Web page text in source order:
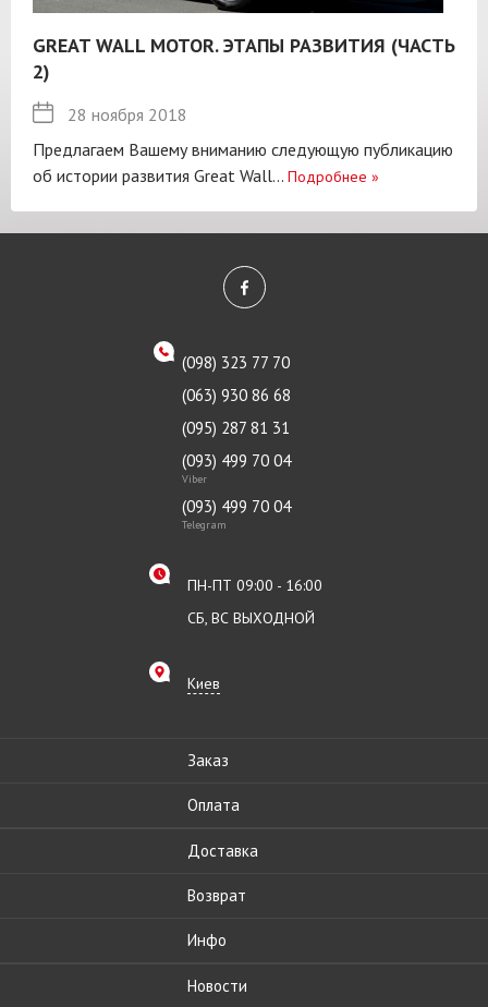
GREAT WALL MOTOR. ЭТАПЫ РАЗВИТИЯ (ЧАСТЬ
2)
28 ноября 2018
Предлагаем Вашему вниманию следующую публикацию
об истории развития Great Wall... Подробнее »
(098) 323 77 70
(063) 930 86 68
(095) 287 81 31
(093) 499 70 04
Viber
(093) 499 70 04
Telegram
ПН-ПТ 09:00 - 16:00
СБ, ВС ВЫХОДНОЙ
Киев
Заказ
Оплата
Доставка
Возврат
Инфо
Новости